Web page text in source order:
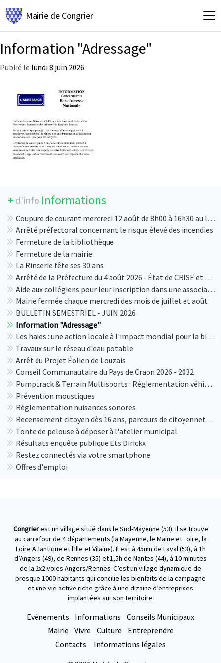
Mairie de Congrier
Information "Adressage"
Publié le lundi 8 juin 2026
+ d'info Informations
Coupure de courant mercredi 12 août de 8h00 à 16h30 au lieu-dit La Gauterie
Arrêté préfectoral concernant le risque élevé des incendies
Fermeture de la bibliothèque
Fermeture de la mairie
La Rincerie fête ses 30 ans
Arrêté de la Préfecture du 4 août 2026 - État de CRISE et VIGILANCE concernant l'usage de l'eau
Aide aux collégiens pour leur inscription dans une association sportive, artistique, abonnements ...
Mairie fermée chaque mercredi des mois de juillet et août
BULLETIN SEMESTRIEL - JUIN 2026
Information "Adressage"
Les haies : une action locale à l'impact mondial pour la biodiversité, l'eau et la santé humaine !
Travaux sur le réseau d'eau potable
Arrêt du Projet Éolien de Louzais
Conseil Communautaire du Pays de Craon 2026 - 2032
Pumptrack & Terrain Multisports : Réglementation véhicules à moteur
Prévention moustiques
Règlementation nuisances sonores
Recensement citoyen dès 16 ans, parcours de citoyenneté, enseignement de défense, et JDC
Tonte de pelouse à déposer à l'atelier municipal
Résultats enquête publique Ets Dirickx
Restez connectés via votre smartphone
Offres d'emploi
Congrierest un village situé dans le Sud-Mayenne (53). Il se trouve
au carrefour de 4 départements (la Mayenne, le Maine et Loire, la
Loire Atlantique et l'Ille et Vilaine). Il est à 45mn de Laval (53), à 1h
d’Angers (49), de Rennes (35) et 1,5h de Nantes (44), à 10 minutes
de la 2x2 voies Angers/Rennes. C’est un village dynamique de
presque 1000 habitants qui concilie les bienfaits de la campagne
et une vie active riche grâce à une dizaine d’entreprises
implantées sur son territoire.
Evénements Informations
Conseils Municipaux
Mairie
Vivre Culture
Entreprendre
Contacts
Informations légales